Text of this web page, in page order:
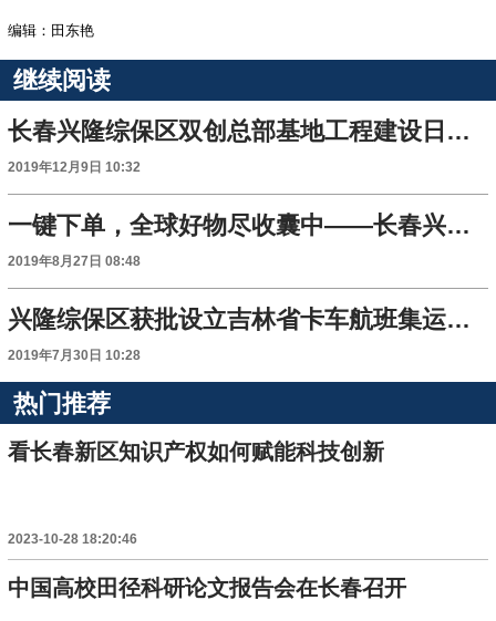
编辑：田东艳
继续阅读
长春兴隆综保区双创总部基地工程建设日前收尾
2019年12月9日 10:32
一键下单，全球好物尽收囊中——长春兴隆综保区展区见闻
2019年8月27日 08:48
兴隆综保区获批设立吉林省卡车航班集运中心
2019年7月30日 10:28
热门推荐
看长春新区知识产权如何赋能科技创新
2023-10-28 18:20:46
中国高校田径科研论文报告会在长春召开